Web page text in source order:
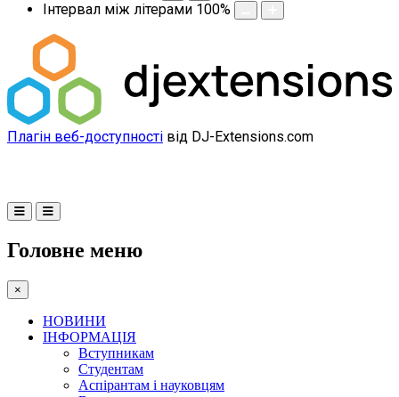
Інтервал між літерами 100%
Плагін веб-доступності від DJ-Extensions.com
Головне меню
×
НОВИНИ
ІНФОРМАЦІЯ
Вступникам
Студентам
Аспірантам і науковцям